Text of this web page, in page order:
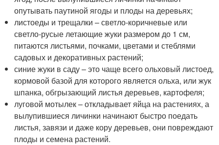
опутывать паутиной ягоды и плоды на деревьях;
листоеды и трещалки – светло-коричневые или
светло-русые летающие жуки размером до 1 см,
питаются листьями, почками, цветами и стеблями
садовых и декоративных растений;
синие жуки в саду – это чаще всего ольховый листоед,
кормовой базой для которого является ольха, или жук
шпанка, обгрызающий листья деревьев, картофеля;
луговой мотылек – откладывает яйца на растениях, а
вылупившиеся личинки начинают быстро поедать
листья, завязи и даже кору деревьев, они повреждают
плоды и семена растений.